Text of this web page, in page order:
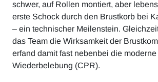
schwer, auf Rollen montiert, aber
erste Schock durch den Brustkorb bei
– ein technischer Meilenstein.
das Team die Wirksamkeit der
erfand damit fast nebenbei die
Wiederbelebung (CPR).